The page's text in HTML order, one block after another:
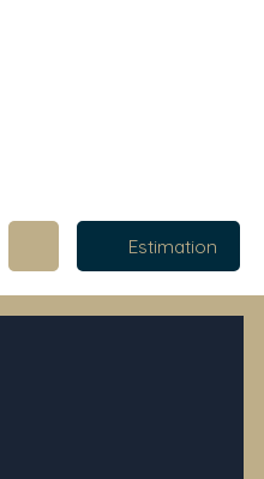
Estimation